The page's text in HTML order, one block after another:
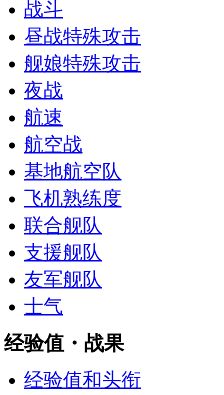
战斗
昼战特殊攻击
舰娘特殊攻击
夜战
航速
航空战
基地航空队
飞机熟练度
联合舰队
支援舰队
友军舰队
士气
经验值・战果
经验值和头衔